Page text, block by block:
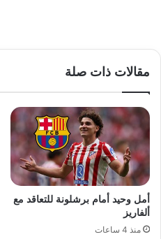
مقالات ذات صلة
أمل وحيد أمام برشلونة للتعاقد مع
ألفاريز
منذ 4 ساعات